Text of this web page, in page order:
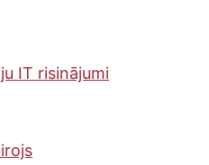
IT risinājumi